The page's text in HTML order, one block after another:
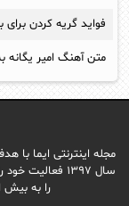
فواید گریه کردن برای بدن با ۱۴ تاثیر گریه در
متن آهنگ امیر یگانه
مجله اینترنتی ایما با
سال ۱۳۹۷
را به بیش از 124 عنوان مجموعه گسترش